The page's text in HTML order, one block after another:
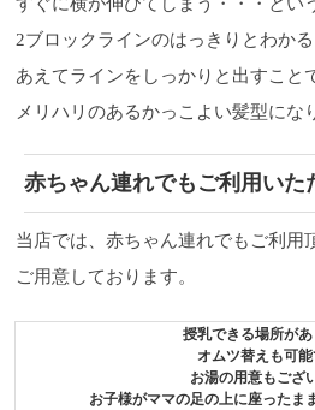
すぐに横が伸びてしまう・・・とい
2ブロックラインのはっきりとわか
あえてラインをしっかりと出すこと
メリハリのあるかっこよい髪型にな
赤ちゃん連れでもご利用いた
当店では、赤ちゃん連れでもご利用
ご用意しております。
授乳できる場所が
オムツ替えも可
お湯の用意もござ
お子様がママの足の上に座ったま